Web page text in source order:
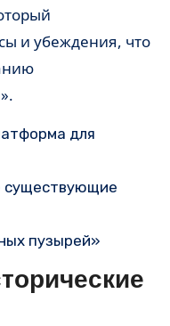
и убеждения, что
для
существующие
пузырей»